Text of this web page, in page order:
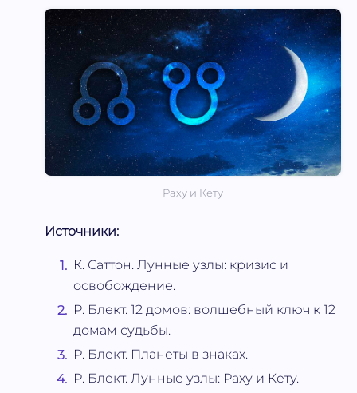
Раху и Кету
Источники:
К. Саттон. Лунные узлы: кризис и
освобождение.
Р. Блект. 12 домов: волшебный ключ к 12
домам судьбы.
Р. Блект. Планеты в знаках.
Р. Блект. Лунные узлы: Раху и Кету.